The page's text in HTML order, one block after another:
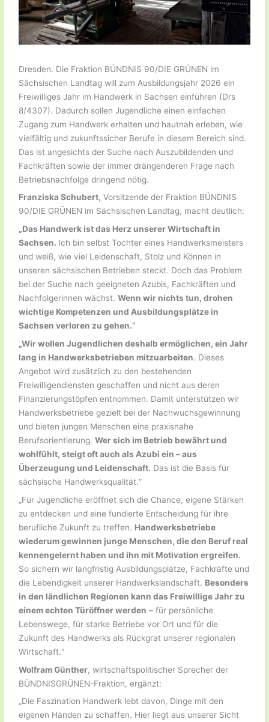
Dresden. Die Fraktion BÜNDNIS 90/DIE GRÜNEN im
Sächsischen Landtag will zum Ausbildungsjahr 2026 ein
Freiwilliges Jahr im Handwerk in Sachsen einführen (Drs
8/4307). Dadurch sollen Jugendliche einen einfachen
Zugang zum Handwerk erhalten und hautnah erleben, wie
vielfältig und zukunftssicher Berufe in diesem Bereich sind.
Das ist angesichts der Suche nach Auszubildenden und
Fachkräften sowie der immer drängenderen Frage nach
Betriebsnachfolge dringend nötig.
Franziska Schubert, Vorsitzende der Fraktion BÜNDNIS
90/DIE GRÜNEN im Sächsischen Landtag, macht deutlich:
„Das Handwerk ist das Herz unserer Wirtschaft in
Sachsen. Ich bin selbst Tochter eines Handwerksmeisters
und weiß, wie viel Leidenschaft, Stolz und Können in
unseren sächsischen Betrieben steckt. Doch das Problem
bei der Suche nach geeigneten Azubis, Fachkräften und
Nachfolgerinnen wächst.Wenn wir nichts tun, drohen
wichtige Kompetenzen und Ausbildungsplätze in
Sachsen verloren zu gehen.“
„Wir wollen Jugendlichen deshalb ermöglichen, ein Jahr
lang in Handwerksbetrieben mitzuarbeiten. Dieses
Angebot wird zusätzlich zu den bestehenden
Freiwilligendiensten geschaffen und nicht aus deren
Finanzierungstöpfen entnommen. Damit unterstützen wir
Handwerksbetriebe gezielt bei der Nachwuchsgewinnung
und bieten jungen Menschen eine praxisnahe
Berufsorientierung.Wer sich im Betrieb bewährt und
wohlfühlt, steigt oft auch als Azubi ein – aus
Überzeugung und Leidenschaft. Das ist die Basis für
sächsische Handwerksqualität.“
„Für Jugendliche eröffnet sich die Chance, eigene Stärken
zu entdecken und eine fundierte Entscheidung für ihre
berufliche Zukunft zu treffen. Handwerksbetriebe
wiederum gewinnen junge Menschen, die den Beruf real
kennengelernt haben und ihn mit Motivation ergreifen.
So sichern wir langfristig Ausbildungsplätze, Fachkräfte und
die Lebendigkeit unserer Handwerkslandschaft. Besonders
in den ländlichen Regionen kann das Freiwillige Jahr zu
einem echten Türöffner werden – für persönliche
Lebenswege, für starke Betriebe vor Ort und für die
Zukunft des Handwerks als Rückgrat unserer regionalen
Wirtschaft.“
Wolfram Günther, wirtschaftspolitischer Sprecher der
BÜNDNISGRÜNEN-Fraktion, ergänzt:
„Die Faszination Handwerk lebt davon, Dinge mit den
eigenen Händen zu schaffen. Hier liegt aus unserer Sicht